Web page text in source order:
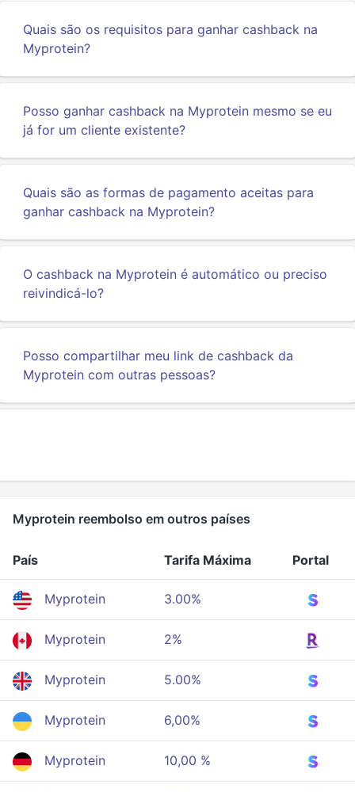
Quais são os requisitos para ganhar cashback na
Myprotein?
Posso ganhar cashback na Myprotein mesmo se eu
já for um cliente existente?
Quais são as formas de pagamento aceitas para
ganhar cashback na Myprotein?
O cashback na Myprotein é automático ou preciso
reivindicá-lo?
Posso compartilhar meu link de cashback da
Myprotein com outras pessoas?
Myprotein reembolso em outros países
País Tarifa Máxima Portal
Myprotein 3.00%
Myprotein 2%
Myprotein 5.00%
Myprotein 6,00%
Myprotein 10,00 %